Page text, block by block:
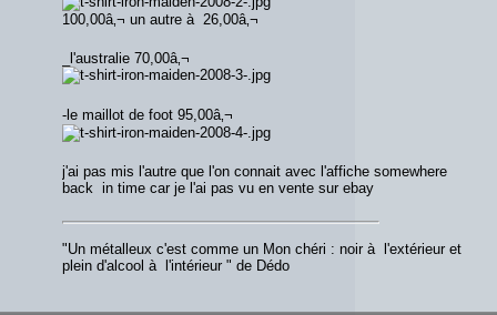
100,00â‚¬ un autre à 26,00â‚¬
_l'australie 70,00â‚¬
-le maillot de foot 95,00â‚¬
j'ai pas mis l'autre que l'on connait avec l'affiche somewhere
back in time car je l'ai pas vu en vente sur ebay
"Un métalleux c'est comme un Mon chéri : noir à l'extérieur et
plein d'alcool à l'intérieur " de Dédo